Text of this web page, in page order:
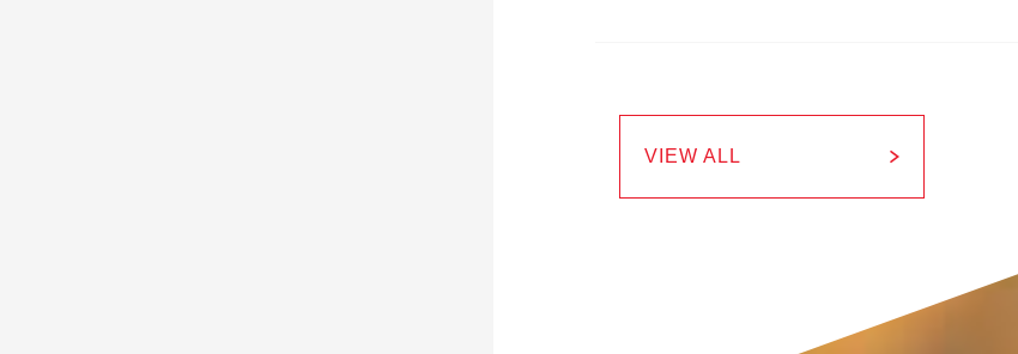
VIEW ALL